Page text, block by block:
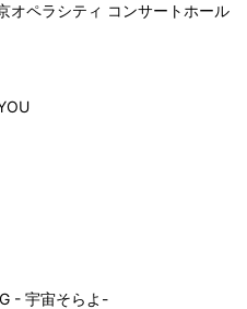
オペラシティ コンサートホール
- 宇宙そらよ-